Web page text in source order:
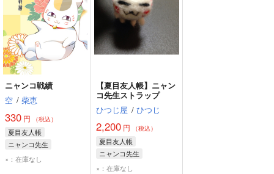
ニャンコ戦績
空 / 柴恵
330 円 （税込）
夏目友人帳
ニャンコ先生
×：在庫なし
【夏目友人帳】ニャン
コ先生ストラップ
ひつじ屋 / ひつじ
2,200 円 （税込）
夏目友人帳
ニャンコ先生
×：在庫なし